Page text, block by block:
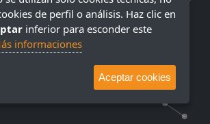
de perfil o análisis. Haz clic en
inferior para esconder este
informaciones
Aceptar cookies